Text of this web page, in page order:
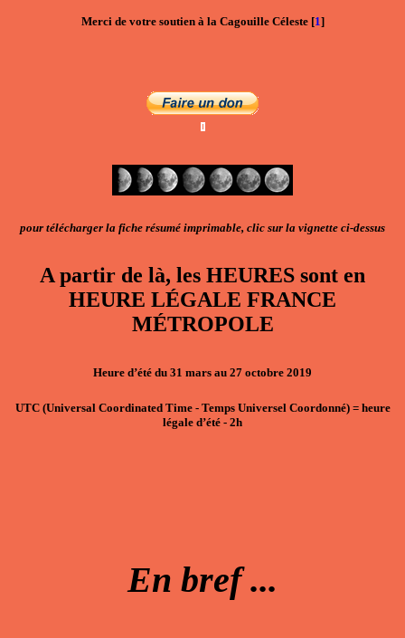
Merci de votre soutien à la Cagouille Céleste[1]
pour télécharger la fiche résumé imprimable, clic sur la vignette ci-dessus
A partir de là, les HEURES sont en
HEURE LÉGALE FRANCE
MÉTROPOLE
Heure d’été du 31 mars au 27 octobre 2019
UTC(Universal Coordinated Time - Temps Universel Coordonné) =heure
légale d’été - 2h
En bref ...